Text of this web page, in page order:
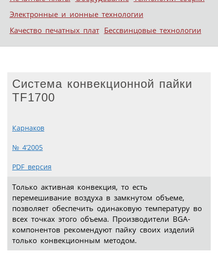
Электронные и ионные технологии
Качество печатных плат Бессвинцовые технологии
Система конвекционной пайки
TF1700
Карнаков
№ 4’2005
PDF версия
Только активная конвекция, то есть
перемешивание воздуха в замкнутом объеме,
позволяет обеспечить одинаковую температуру во
всех точках этого объема. Производители BGA-
компонентов рекомендуют пайку своих изделий
только конвекционным методом.